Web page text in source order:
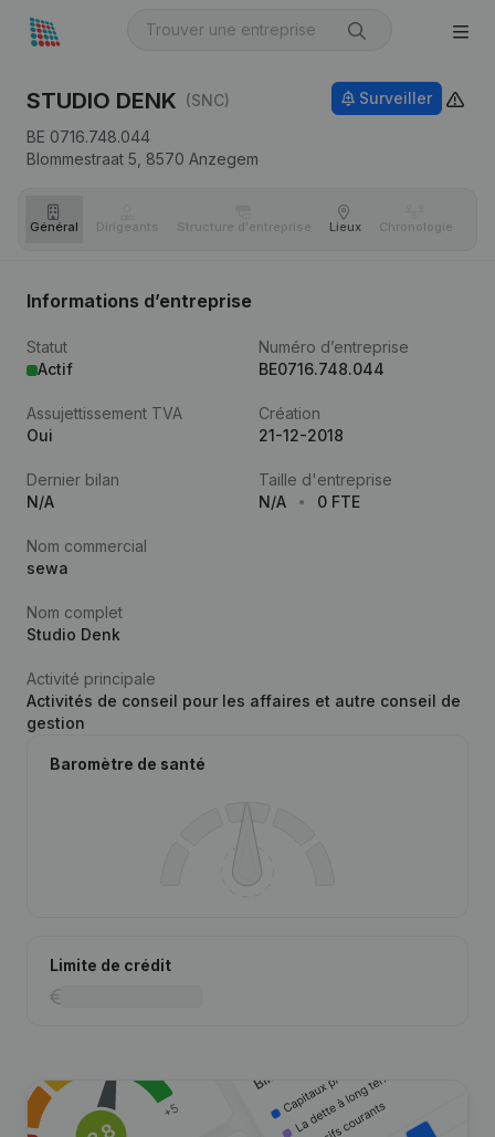
STUDIO DENK (SNC)
BE 0716.748.044
Blommestraat 5, 8570 Anzegem
Surveiller
Général Dirigeants Structure d'entreprise Lieux Chronologie
Informations d’entreprise
Statut
Actif
Numéro d’entreprise
BE0716.748.044
Assujettissement TVA
Oui
Création
21-12-2018
Dernier bilan
N/A
Taille d'entreprise
N/A
0 FTE
Nom commercial
sewa
Nom complet
Studio Denk
Activité principale
Activités de conseil pour les affaires et autre conseil de
gestion
Baromètre de santé
Limite de crédit